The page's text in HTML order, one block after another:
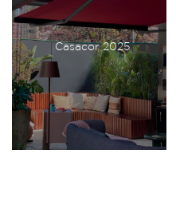
Casacor 2025